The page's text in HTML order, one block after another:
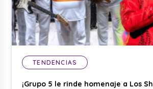
TENDENCIAS
¡Grupo 5 le rinde homenaje a Los